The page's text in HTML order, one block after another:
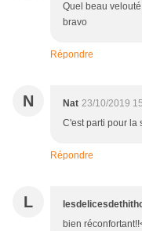
Quel beau
bravo
Répondre
N Nat 23/10/2019
C'est parti pour la
Répondre
L
bien